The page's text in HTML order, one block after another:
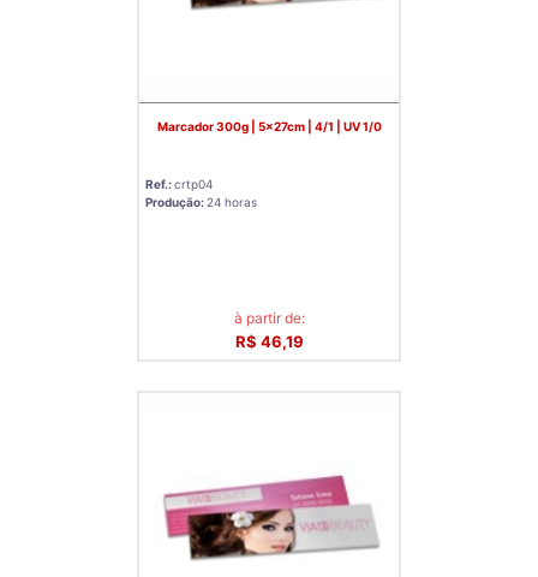
Marcador 300g | 5x27cm | 4/1 | UV 1/0
Ref.:crtp04
Produção: 24 horas
à partir de:
R$ 46,19